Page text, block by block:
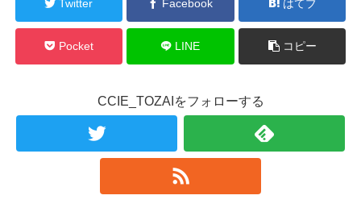
Twitter Facebook はてブ
Pocket LINE コピー
CCIE_TOZAIをフォローする